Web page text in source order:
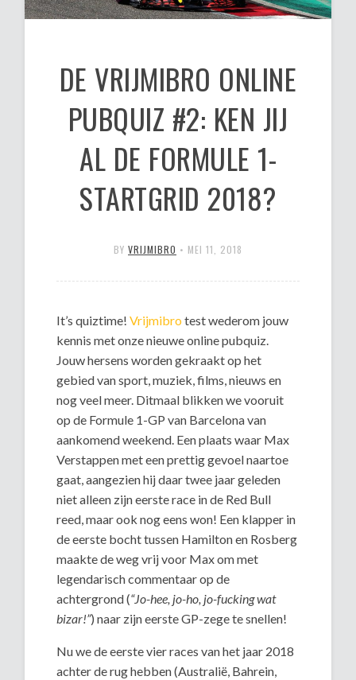
DE VRIJMIBRO ONLINE
PUBQUIZ #2: KEN JIJ
AL DE FORMULE 1-
STARTGRID 2018?
BY VRIJMIBRO • MEI 11, 2018
It’s quiztime!Vrijmibro test wederom jouw
kennis met onze nieuwe online pubquiz.
Jouw hersens worden gekraakt op het
gebied van sport, muziek, films, nieuws en
nog veel meer. Ditmaal blikken we vooruit
op de Formule 1-GP van Barcelona van
aankomend weekend. Een plaats waar Max
Verstappen met een prettig gevoel naartoe
gaat, aangezien hij daar twee jaar geleden
niet alleen zijn eerste race in de Red Bull
reed, maar ook nog eens won! Een klapper in
de eerste bocht tussen Hamilton en Rosberg
maakte de weg vrij voor Max om met
legendarisch commentaar op de
achtergrond (“Jo-hee, jo-ho, jo-fucking wat
bizar!”) naar zijn eerste GP-zege te snellen!
Nu we de eerste vier races van het jaar 2018
achter de rug hebben (Australië, Bahrein,